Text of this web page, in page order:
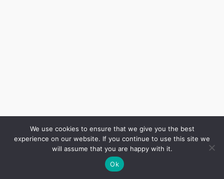
Copyright © 2026 LES ANNALES DES MINES | Powered by Thème WordPress Astra
We use cookies to ensure that we give you the best
experience on our website. If you continue to use this site we
will assume that you are happy with it.
Ok